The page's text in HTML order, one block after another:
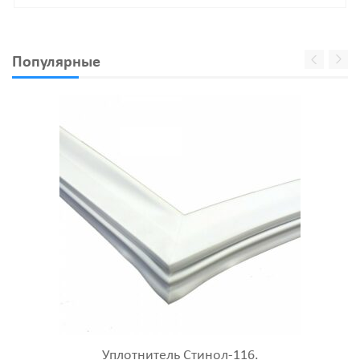
Популярные
Уплотнитель Стинол-116.